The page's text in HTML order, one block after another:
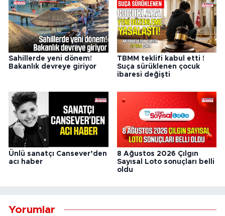
Sahillerde yeni dönem!
Bakanlık devreye giriyor
TBMM teklifi kabul etti !
Suça sürüklenen çocuk
ibaresi değişti
Ünlü sanatçı Cansever’den
acı haber
8 Ağustos 2026 Çılgın
Sayısal Loto sonuçları belli
oldu
Yorumlar